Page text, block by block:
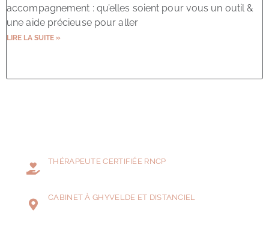
accompagnement : qu’elles soient pour vous un outil &
une aide précieuse pour aller
LIRE LA SUITE »
THÉRAPEUTE CERTIFIÉE RNCP
CABINET À GHYVELDE ET DISTANCIEL